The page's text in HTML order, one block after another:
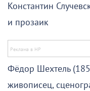
Константин
и прозаик
Фёдор Шехтель
живописец,